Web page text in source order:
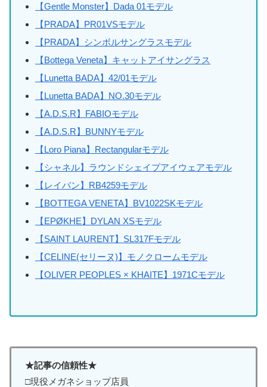
【Gentle Monster】Dada 01モデル
【PRADA】PR01VSモデル
【PRADA】シンボルサングラスモデル
【Bottega Veneta】キャットアイサングラス
【Lunetta BADA】42/01モデル
【Lunetta BADA】NO.30モデル
【A.D.S.R】FABIOモデル
【A.D.S.R】BUNNYモデル
【Loro Piana】Rectangularモデル
【シャネル】ラウンドシェイプアイウェアモデル
【レイバン】RB4259モデル
【BOTTEGA VENETA】BV1022SKモデル
【EPØKHE】DYLAN XSモデル
【SAINT LAURENT】SL317Fモデル
【CELINE(セリーヌ)】モノクロームモデル
【OLIVER PEOPLES × KHAITE】1971Cモデル
★記事の信頼性★
□現役メガネショップ店員